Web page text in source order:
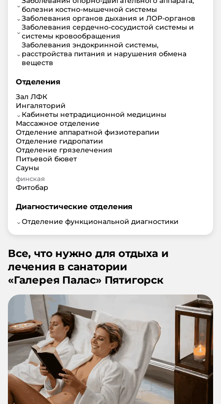
⌄болезни костно-мышечной системы
⌄Заболевания органов дыхания и ЛОР-органов
⌄Заболевания сердечно-сосудистой системы и
системы кровообращения
⌄
Заболевания эндокринной системы,
расстройства питания и нарушения обмена
веществ
Отделения
Зал ЛФК
Ингаляторий
⌄ Кабинеты нетрадиционной медицины
Массажное отделение
Отделение аппаратной физиотерапии
Отделение гидропатии
Отделение грязелечения
Питьевой бювет
Сауны
финская
Фитобар
Диагностические отделения
⌄Отделение функциональной диагностики
Все, что нужно для отдыха и
лечения в санатории
«Галерея Палас» Пятигорск